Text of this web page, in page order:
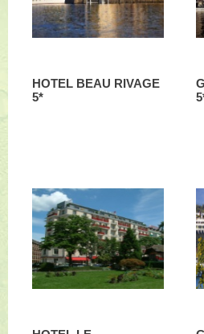
HOTEL BEAU RIVAGE
5*